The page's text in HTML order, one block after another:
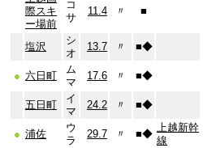
際スキ
ー場前
コ
サ
11.4 〃 ■
塩沢
シ
オ
13.7 〃 ■◆
● 六日町
ム
マ
17.6 〃 ■◆
五日町
イ
マ
24.2 〃 ■◆
● 浦佐
ウ
ラ
29.7 〃 ■◆
上越新幹
線